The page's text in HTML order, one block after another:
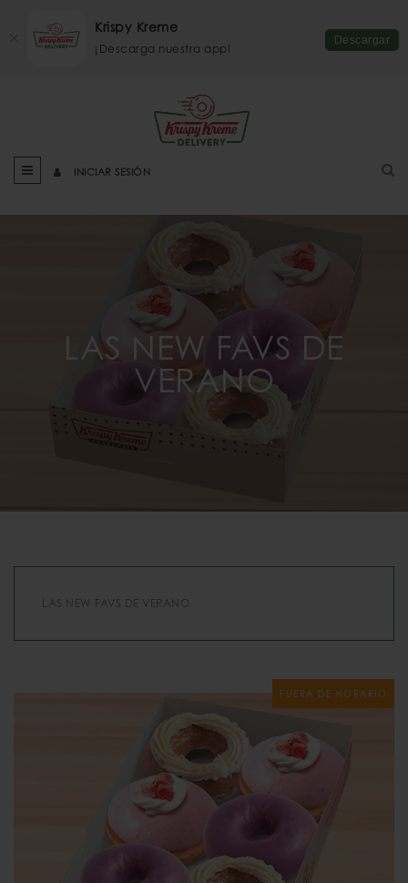
INICIAR SESIÓN
LAS NEW FAVS DE
VERANO
LAS NEW FAVS DE VERANO
FUERA DE HORARIO
Krispy Kreme
¡Descarga nuestra app!
Descargar